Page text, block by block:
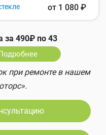
от 1 080 ₽
490₽ по 43
при ремонте в нашем